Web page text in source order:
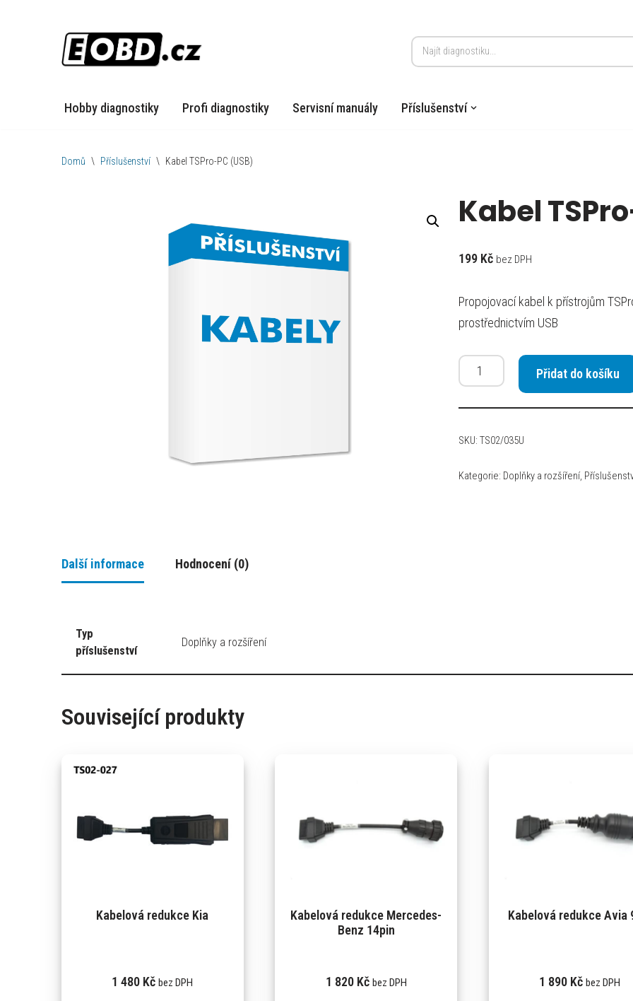
Hobby diagnostiky
Profi diagnostiky Servisní manuály Příslušenství
Domů \ Příslušenství \ Kabel TSPro-PC (USB)
Kabel
199 Kč bez DPH
Propojovací kabel k přístrojům
prostřednictvím USB
Přidat do košíku
SKU: TS02/035U
Kategorie: Doplňky a rozšíření,
Další informace Hodnocení (0)
Typ
příslušenství
Doplňky a rozšíření
Související produkty
Kabelová redukce Kia
1 480 Kč bez DPH
Kabelová redukce Mercedes-
Benz 14pin
1 820 Kč bez DPH
Kabelová redukce Avia
1 890 Kč bez DPH